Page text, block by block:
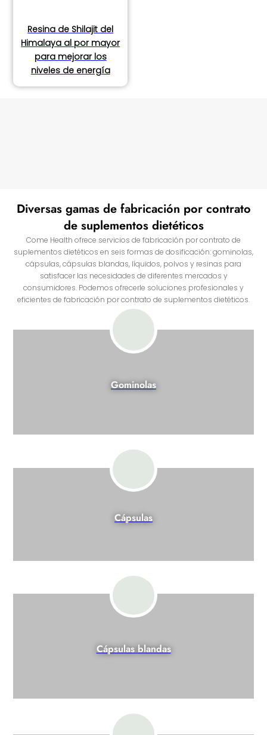
Resina de Shilajit del
Himalaya al por mayor
para mejorar los
niveles de energía
Diversas gamas de fabricación por contrato
de suplementos dietéticos
Come Health ofrece servicios de fabricación por contrato de
suplementos dietéticos en seis formas de dosificación: gominolas,
cápsulas, cápsulas blandas, líquidos, polvos y resinas para
satisfacer las necesidades de diferentes mercados y
consumidores. Podemos ofrecerle soluciones profesionales y
eficientes de fabricación por contrato de suplementos dietéticos.
Gominolas
Cápsulas
Cápsulas blandas